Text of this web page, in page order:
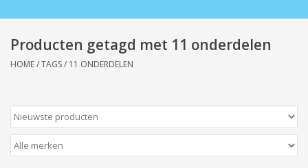
Wonen/koken/huishouden
Wenskaarten
Zeeuws/Streek
Producten getagd met 11 onderdelen
HOME/TAGS/ 11 ONDERDELEN